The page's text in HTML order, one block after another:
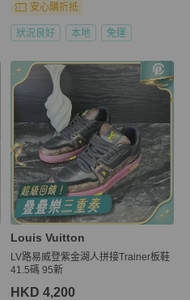
安心購折抵
狀況良好 本地 免運
Louis Vuitton
LV路易威登紫金湖人拼接Trainer板鞋
41.5碼 95新
HKD 4,200